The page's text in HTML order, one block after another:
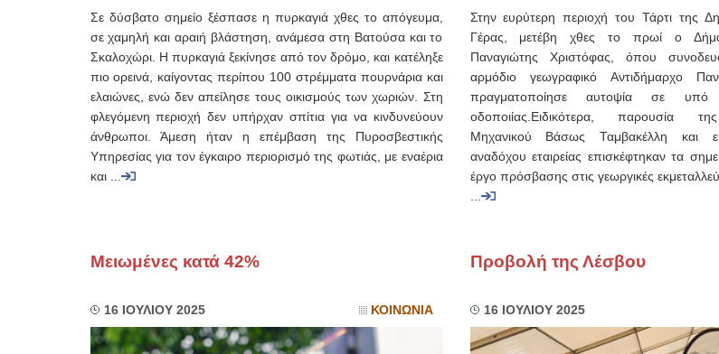
Σε δύσβατο σημείο ξέσπασε η πυρκαγιά χθες το απόγευμα,
σε χαμηλή και αραιή βλάστηση, ανάμεσα στη Βατούσα και το
Σκαλοχώρι. Η πυρκαγιά ξεκίνησε από τον δρόμο, και κατέληξε
πιο ορεινά, καίγοντας περίπου 100 στρέμματα πουρνάρια και
ελαιώνες, ενώ δεν απείλησε τους οικισμούς των χωριών. Στη
φλεγόμενη περιοχή δεν υπήρχαν σπίτια για να κινδυνεύουν
άνθρωποι. Άμεση ήταν η επέμβαση της Πυροσβεστικής
Υπηρεσίας για τον έγκαιρο περιορισμό της φωτιάς, με εναέρια
και ...
Στην ευρύτερη περιοχή του Τάρτι της
Γέρας, μετέβη χθες το πρωί ο
Παναγιώτης Χριστόφας, όπου
αρμόδιο γεωγραφικό Αντιδήμαρχο
πραγματοποίησε αυτοψία σε υπό
οδοποιίας.Ειδικότερα, παρουσία
Μηχανικού Βάσως Ταμβακέλλη και
αναδόχου εταιρείας επισκέφτηκαν τα
έργο πρόσβασης στις γεωργικές
...
Μειωμένες κατά 42%
16 ΙΟΥΛΙΟΥ 2025 ΚΟΙΝΩΝΙΑ
Προβολή της Λέσβου
16 ΙΟΥΛΙΟΥ 2025